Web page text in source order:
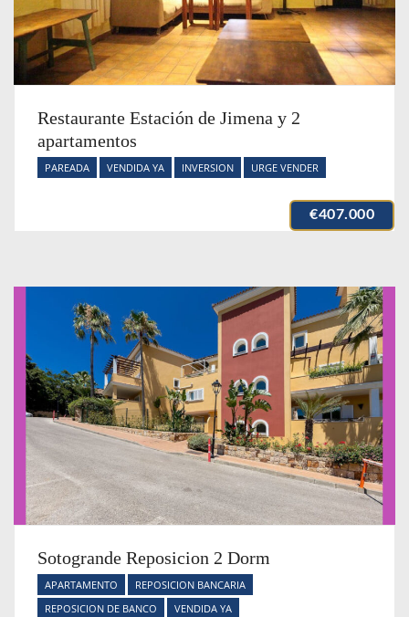
Restaurante Estación de Jimena y 2
apartamentos
PAREADA VENDIDA YA INVERSION URGE VENDER
€407.000
Sotogrande Reposicion 2 Dorm
APARTAMENTO
REPOSICION BANCARIA
REPOSICION DE BANCO
VENDIDA YA